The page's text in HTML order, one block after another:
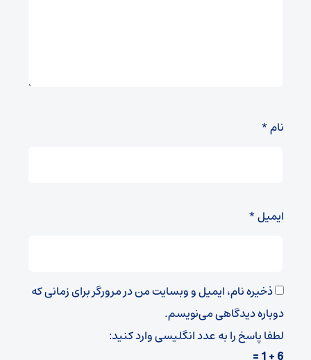
نام*
ایمیل*
ذخیره نام، ایمیل و وبسایت من در مرورگر برای زمانی که
دوباره دیدگاهی می‌نویسم.
لطفا پاسخ را به عدد انگلیسی وارد کنید: